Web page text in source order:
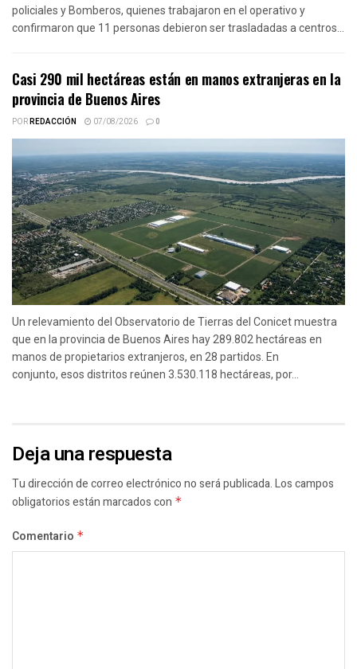
policiales y Bomberos, quienes trabajaron en el operativo y
confirmaron que 11 personas debieron ser trasladadas a centros...
Casi 290 mil hectáreas están en manos extranjeras en la
provincia de Buenos Aires
PORREDACCIÓN 07/08/2026 0
Un relevamiento del Observatorio de Tierras del Conicet muestra
que en la provincia de Buenos Aires hay 289.802 hectáreas en
manos de propietarios extranjeros, en 28 partidos. En
conjunto, esos distritos reúnen 3.530.118 hectáreas, por...
Deja una respuesta
Tu dirección de correo electrónico no será publicada.Los campos
obligatorios están marcados con *
Comentario *